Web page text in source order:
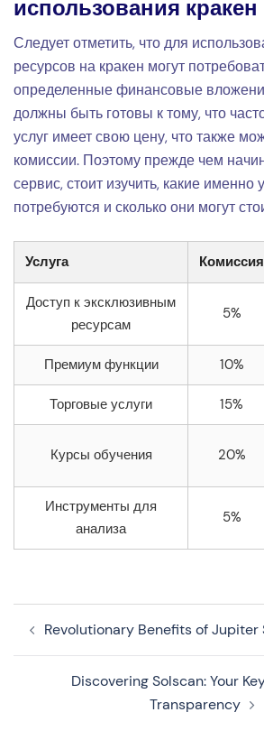
использования кракен
Следует отметить, что для
ресурсов на кракен могут
определенные финансовые
должны быть готовы к тому, что
услуг имеет свою цену, что также
комиссии. Поэтому прежде чем
сервис, стоит изучить, какие именно
потребуются и сколько они могут
Услуга Комиссия
Доступ к эксклюзивным
ресурсам
5%
Премиум функции 10%
Торговые услуги 15%
Курсы обучения 20%
Инструменты для
анализа
5%
de Revolutionary Benefits of Jupiter
Discovering Solscan: Your
Transparency